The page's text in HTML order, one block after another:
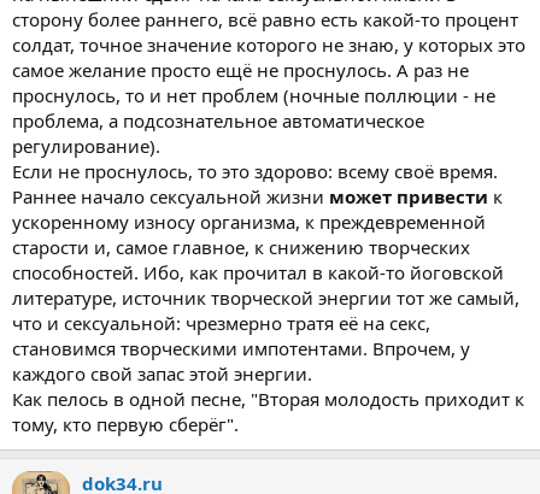
сторону более раннего, всё равно есть какой-то процент
солдат, точное значение которого не знаю, у которых это
самое желание просто ещё не проснулось. А раз не
проснулось, то и нет проблем (ночные поллюции - не
проблема, а подсознательное автоматическое
регулирование).
Если не проснулось, то это здорово: всему своё время.
Раннее начало сексуальной жизни может привести к
ускоренному износу организма, к преждевременной
старости и, самое главное, к снижению творческих
способностей. Ибо, как прочитал в какой-то йоговской
литературе, источник творческой энергии тот же самый,
что и сексуальной: чрезмерно тратя её на секс,
становимся творческими импотентами. Впрочем, у
каждого свой запас этой энергии.
Как пелось в одной песне, "Вторая молодость приходит к
тому, кто первую сберёг".
dok34.ru